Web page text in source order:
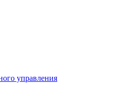
управления